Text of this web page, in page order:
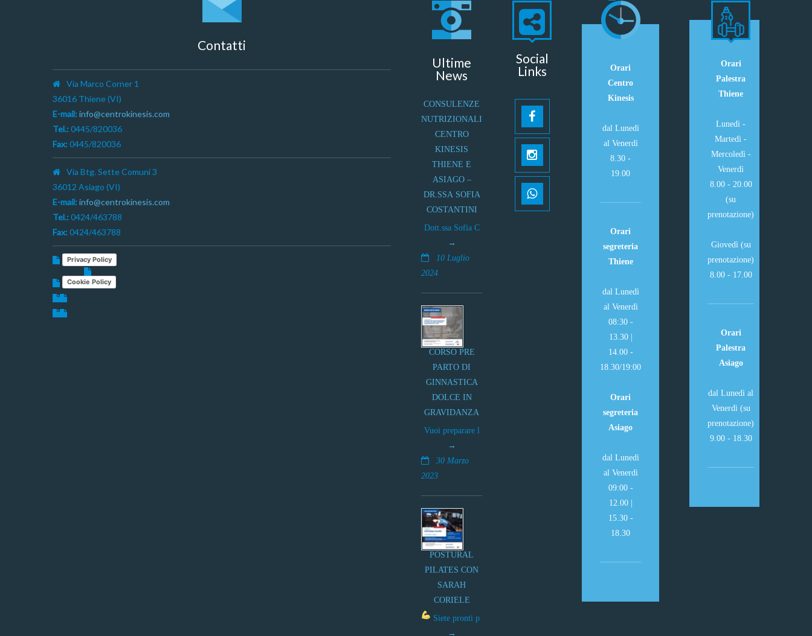
Contatti
Via Marco Corner 1
36016 Thiene (VI)
E-mail: info@centrokinesis.com
Tel.: 0445/820036
Fax: 0445/820036
Via Btg. Sette Comuni 3
36012 Asiago (VI)
E-mail: info@centrokinesis.com
Tel.: 0424/463788
Fax: 0424/463788
Privacy Policy
Cookie Policy
Ultime
News
CONSULENZE
NUTRIZIONALI
CENTRO
KINESIS
THIENE E
ASIAGO –
DR.SSA SOFIA
COSTANTINI
Dott.ssa Sofia C
10 Luglio
2024
CORSO PRE
PARTO DI
GINNASTICA
DOLCE IN
GRAVIDANZA
Vuoi preparare l
30 Marzo
2023
POSTURAL
PILATES CON
SARAH
CORIELE
Siete pronti p
Social
Links
Orari
Centro
Kinesis
dal Lunedì
al Venerdì
8.30 -
19.00
Orari
segreteria
Thiene
dal Lunedì
al Venerdì
08:30 -
13.30 |
14.00 -
18.30/19:00
Orari
segreteria
Asiago
dal Lunedì
al Venerdì
09:00 -
12.00 |
15.30 -
18.30
Orari
Palestra
Thiene
Lunedì -
Martedì -
Mercoledì -
Venerdì
8.00 - 20.00
(su
prenotazione)
Giovedì (su
prenotazione)
8.00 - 17.00
Orari
Palestra
Asiago
dal Lunedì al
Venerdì (su
prenotazione)
9.00 - 18.30